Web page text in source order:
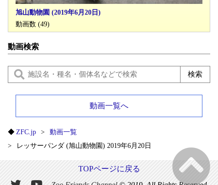
旭山動物園 (2019年6月20日)
動画数 (49)
動画検索
動画一覧へ
ZFC.jp
動画一覧
レッサーパンダ (旭山動物園) 2019年6月20日
TOPページに戻る